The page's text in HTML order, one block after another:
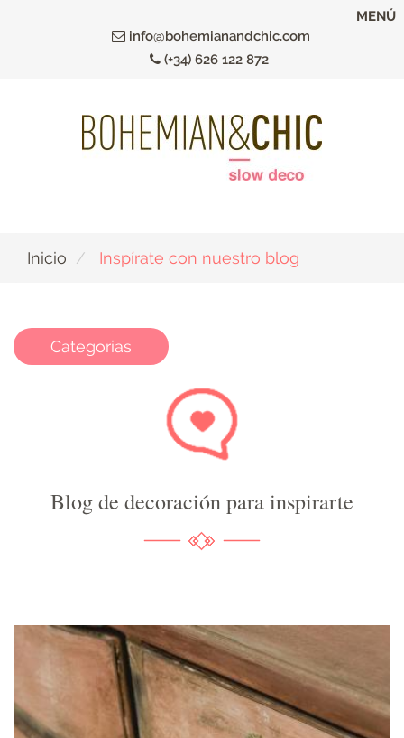
info@bohemianandchic.com
(+34) 626 122 872
MENÚ
Inicio Inspírate con nuestro blog
Categorias
Blog de decoración para inspirarte